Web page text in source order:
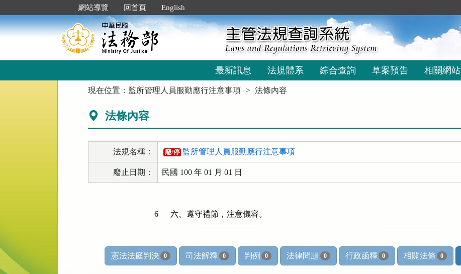
到
主
要
網站導覽 回首頁 English
最新訊息 法規體系 綜合查詢 草案預告 相關網站
現在位置： 監所管理人員服勤應行注意事項 法條內容
法條內容
法規名稱： 廢/停 監所管理人員服勤應行注意事項
廢止日期： 民國 100 年 01 月 01 日
6 六、遵守禮節，注意儀容。
憲法法庭判決 0 司法解釋 0 判例 0 法律問題 0 行政函釋 0 相關法條 0